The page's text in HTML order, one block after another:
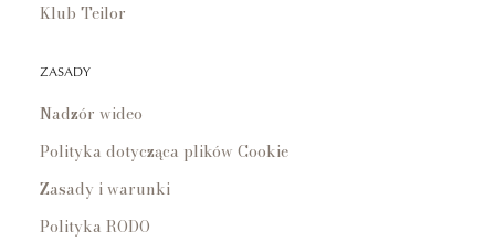
Klub Teilor
ZASADY
Nadzór wideo
Polityka dotycząca plików Cookie
Zasady i warunki
Polityka RODO